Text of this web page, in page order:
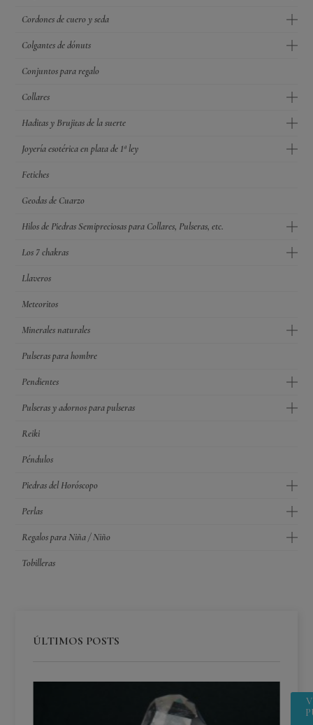
Cordones de cuero y seda
Colgantes de dónuts
Conjuntos para regalo
Collares
Haditas y Brujitas de la suerte
Joyería esotérica en plata de 1ª ley
Fetiches
Geodas de Cuarzo
Hilos de Piedras Semipreciosas para Collares, Pulseras, etc.
Los 7 chakras
Llaveros
Meteoritos
Minerales naturales
Pulseras para hombre
Pendientes
Pulseras y adornos para pulseras
Reiki
Péndulos
Piedras del Horóscopo
Perlas
Regalos para Niña / Niño
Tobilleras
ÚLTIMOS POSTS